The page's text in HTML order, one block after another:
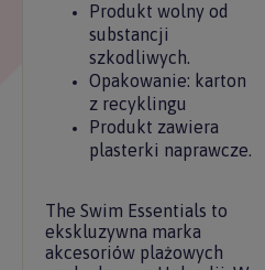
Produkt wolny od
substancji
szkodliwych.
Opakowanie: karton
z recyklingu
Produkt zawiera
plasterki naprawcze.
The Swim Essentials to
ekskluzywna marka
akcesoriów plażowych